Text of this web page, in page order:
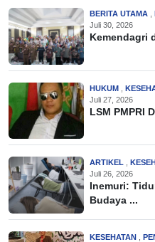
BERITA UTAMA
Juli 30, 2026
Kemendagri
HUKUM
Juli 27, 2026
LSM PMPRI
ARTIKEL
Juli 26, 2026
Inemuri:
Budaya ...
KESEHATAN